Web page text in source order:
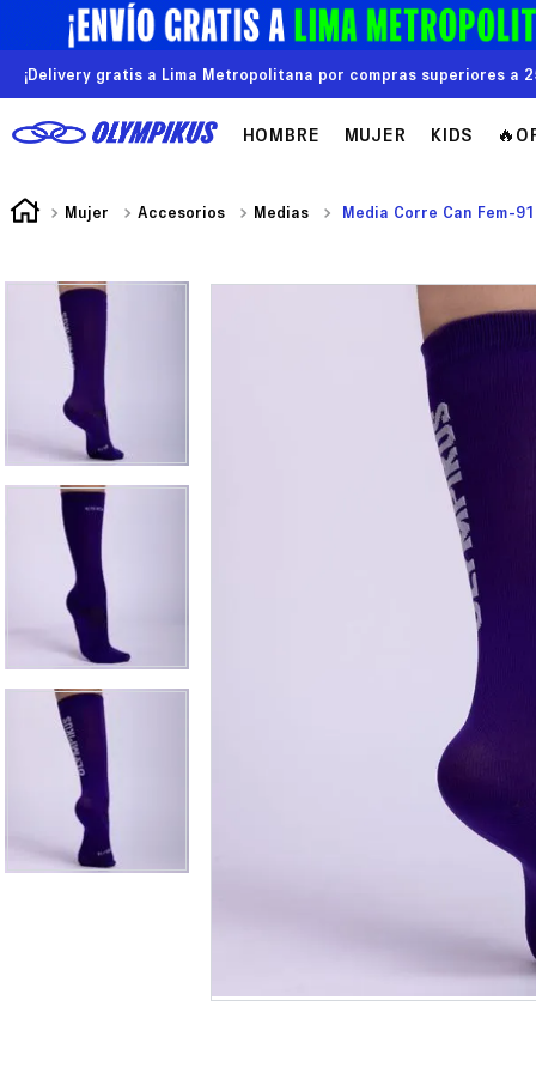
¡Delivery gratis a Lima Metropolitana por compras superiores a
HOMBRE MUJER KIDS
Mujer Accesorios Medias Media Corre Can Fem-